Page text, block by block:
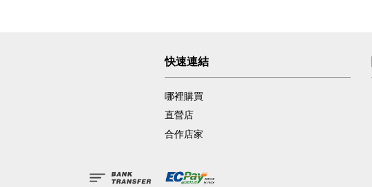
快速連結
哪裡購買
直營店
合作店家